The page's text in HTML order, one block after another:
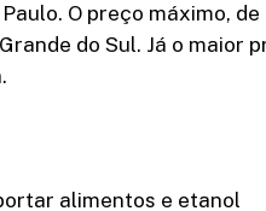
O preço máximo,
do Sul. Já o maior
alimentos e etanol